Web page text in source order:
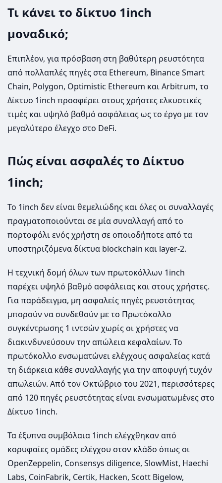
Τι κάνει το δίκτυο 1inch
μοναδικό;
Επιπλέον, για πρόσβαση στη βαθύτερη ρευστότητα
από πολλαπλές πηγές στα Ethereum, Binance Smart
Chain, Polygon, Optimistic Ethereum και Arbitrum, το
Δίκτυο 1inch προσφέρει στους χρήστες ελκυστικές
τιμές και υψηλό βαθμό ασφάλειας ως το έργο με τον
μεγαλύτερο έλεγχο στο DeFi.
Πώς είναι ασφαλές το Δίκτυο
1inch;
To 1inch δεν είναι θεμελιώδης και όλες οι συναλλαγές
πραγματοποιούνται σε μία συναλλαγή από το
πορτοφόλι ενός χρήστη σε οποιοδήποτε από τα
υποστηριζόμενα δίκτυα blockchain και layer-2.
Η τεχνική δομή όλων των πρωτοκόλλων 1inch
παρέχει υψηλό βαθμό ασφάλειας και στους χρήστες.
Για παράδειγμα, μη ασφαλείς πηγές ρευστότητας
μπορούν να συνδεθούν με το Πρωτόκολλο
συγκέντρωσης 1 ιντσών χωρίς οι χρήστες να
διακινδυνεύσουν την απώλεια κεφαλαίων. Το
πρωτόκολλο ενσωματώνει ελέγχους ασφαλείας κατά
τη διάρκεια κάθε συναλλαγής για την αποφυγή τυχόν
απωλειών. Από τον Οκτώβριο του 2021, περισσότερες
από 120 πηγές ρευστότητας είναι ενσωματωμένες στο
Δίκτυο 1inch.
Τα έξυπνα συμβόλαια 1inch ελέγχθηκαν από
κορυφαίες ομάδες ελέγχου στον κλάδο όπως οι
OpenZeppelin, Consensys diligence, SlowMist, Haechi
Labs, CoinFabrik, Certik, Hacken, Scott Bigelow,